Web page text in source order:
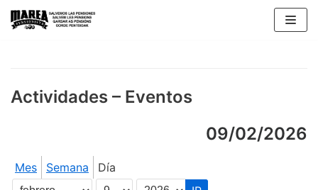
Saltar
Actividades – Eventos
09/02/2026
Mes Semana Día